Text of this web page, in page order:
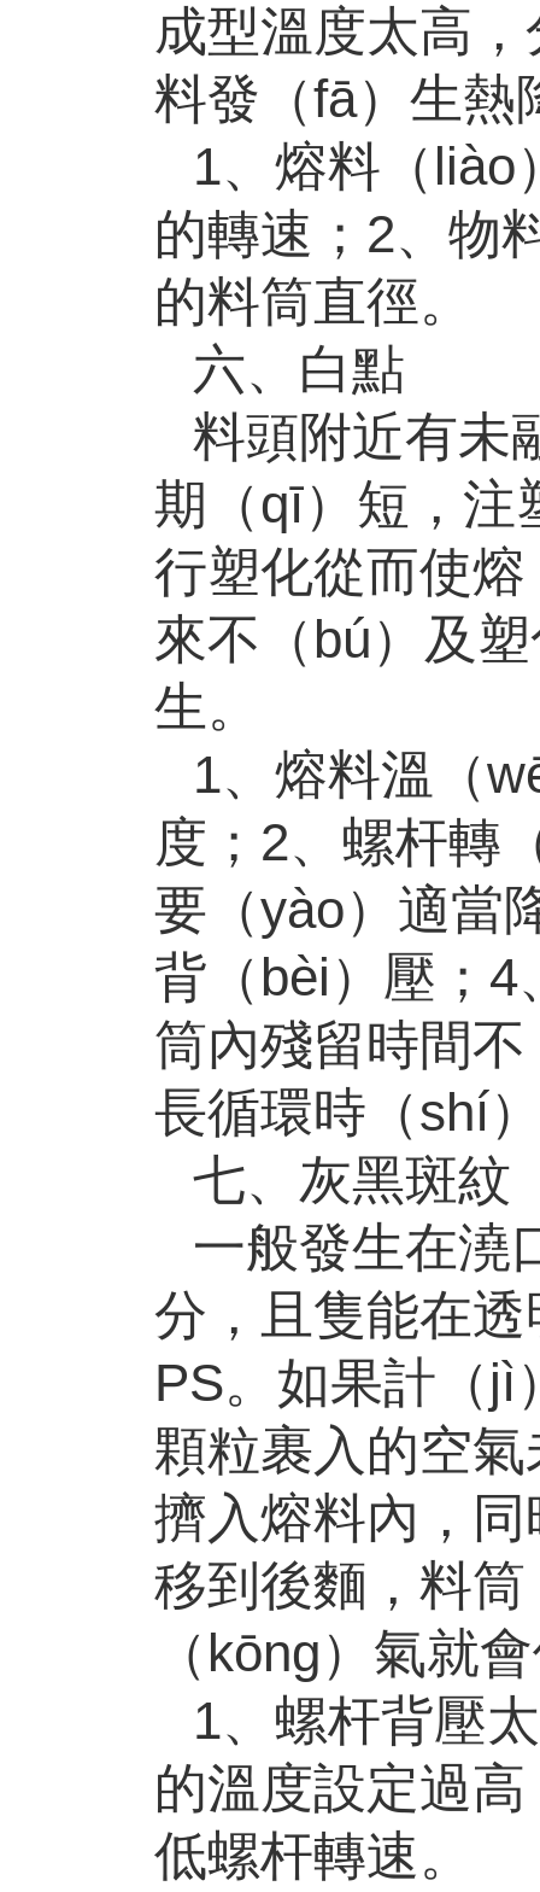
成型溫度太高
料發（fā）生熱
1、熔料（liào
的轉速； 2、物
的料筒直徑。
六、白點
料頭附近有未
期（qī）短，注
行塑化從而使
來不（bú）及
生。
1、熔料溫（
度； 2、螺杆轉
要（yào）適當
背（bèi）壓； 4
筒內殘留時間
長循環時（shí
七、灰黑斑紋
一般發生在澆
分，且隻能在
PS。如果計（jì
顆粒裹入的空
擠入熔料內，
移到後麵，料
（kōng）氣就
1、螺杆背壓
的溫度設定過
低螺杆轉速。